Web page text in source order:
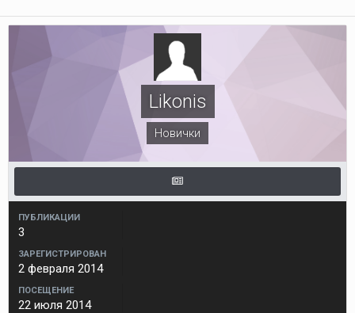
Likonis
Новички
ПУБЛИКАЦИИ
3
ЗАРЕГИСТРИРОВАН
2 февраля 2014
ПОСЕЩЕНИЕ
22 июля 2014